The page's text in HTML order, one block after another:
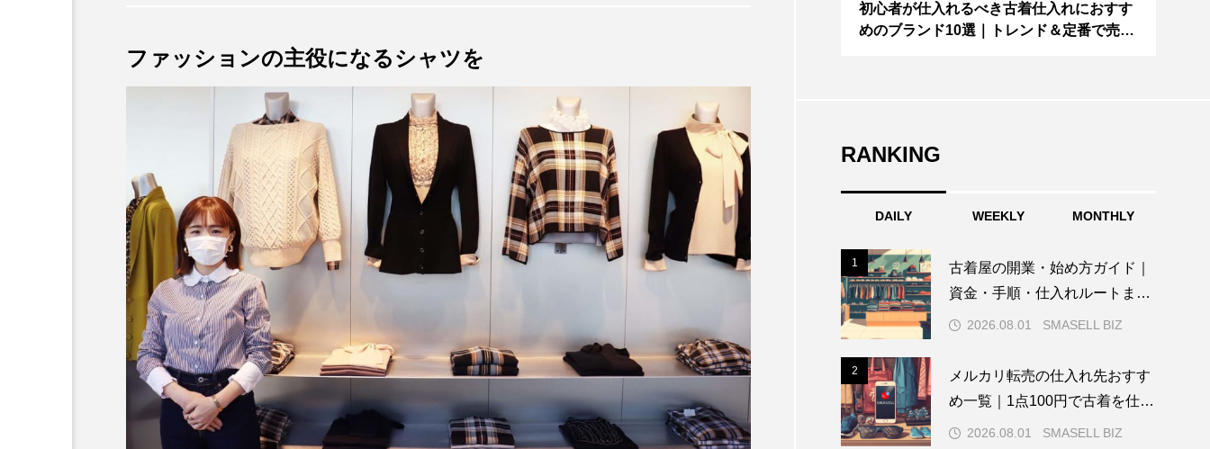
ファッションの主役になるシャツを
お得に探そう
初心者が仕入れるべき古着仕入れにおすす
めのブランド10選｜トレンド＆定番で売れ
RANKING
DAILY WEEKLY MONTHLY
1
古着屋の開業・始め方ガイド｜
資金・手順・仕入れルートまで
実データで解説
2026.08.01 SMASELL BIZ
2
メルカリ転売の仕入れ先おすす
め一覧｜1点100円で古着を仕入
れる方法も解説
2026.08.01 SMASELL BIZ